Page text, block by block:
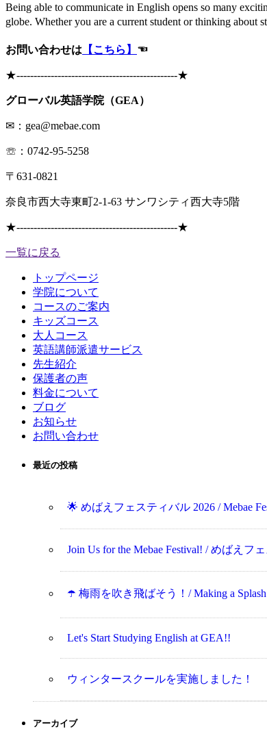
Being able to communicate in English opens so many
globe. Whether you are a current student or thinking about
お問い合わせは 【こちら】 ☜
★-----------------------------------------------★
グローバル英語学院（GEA）
✉：gea@mebae.com
☏：0742-95-5258
〒631-0821
奈良市西大寺東町2-1-63 サンワシティ西大寺5階
★-----------------------------------------------★
一覧に戻る
トップページ
学院について
コースのご案内
キッズコース
大人コース
英語講師派遣サービス
先生紹介
保護者の声
料金について
ブログ
お知らせ
お問い合わせ
最近の投稿
🌟 めばえフェスティバル 2026 / Mebae
Join Us for the Mebae Festival! / めばえフ
☂️ 梅雨を吹き飛ばそう！/ Making a Splash
Let's Start Studying English at GEA!!
ウィンタースクールを実施しました！
アーカイブ